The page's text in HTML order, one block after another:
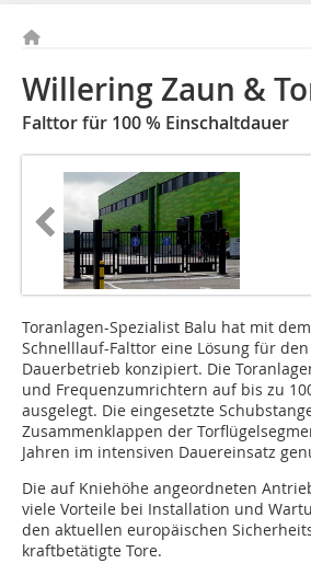
Willering Zaun &
Falttor für 100 % Einschaltdauer
Toranlagen-Spezialist Balu hat mit
Schnelllauf-Falttor eine Lösung für
Dauerbetrieb konzipiert. Die
und Frequenzumrichtern auf bis zu
ausgelegt. Die eingesetzte
Zusammenklappen der
Jahren im intensiven Dauereinsatz
Die auf Kniehöhe angeordneten
viele Vorteile bei Installation und
den aktuellen europäischen
kraftbetätigte Tore.